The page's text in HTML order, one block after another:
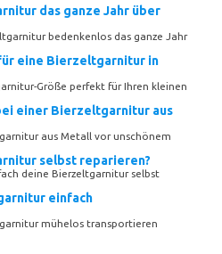
das ganze Jahr über
bedenkenlos das ganze Jahr
eine Bierzeltgarnitur in
Größe perfekt für Ihren kleinen
einer Bierzeltgarnitur aus
aus Metall vor unschönem
selbst reparieren?
deine Bierzeltgarnitur selbst
einfach
mühelos transportieren